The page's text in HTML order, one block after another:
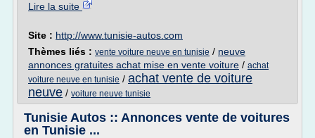
Lire la suite
Site : http://www.tunisie-autos.com
Thèmes liés : vente voiture neuve en tunisie / neuve
annonces gratuites achat mise en vente voiture / achat
voiture neuve en tunisie / achat vente de voiture
neuve / voiture neuve tunisie
Tunisie Autos :: Annonces vente de voitures
en Tunisie ...